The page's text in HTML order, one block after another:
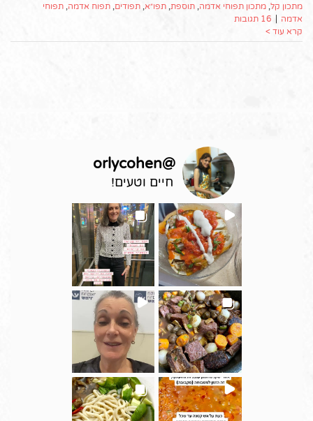
מתכון קל, מתכון תפוחי אדמה, תוספת, תפו״א, תפודים, תפוח אדמה, תפוחי
אדמה
16 תגובות
קרא עוד >
@
orlycohen
חיים וטעים!